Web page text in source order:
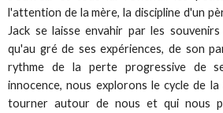
l'attention de la mère, la discipline d'un
Jack se laisse envahir par les
qu'au gré de ses expériences, de son
rythme de la perte progressive de
innocence, nous explorons le cycle de
tourner autour de nous et qui nous